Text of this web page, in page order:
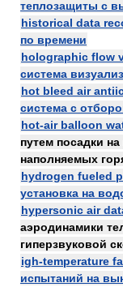
теплозащиты с
historical data
по времени
holographic flow
система
hot bleed air
система с
hot-air balloon
путем посадки
наполняемых
hydrogen fueled
установка на
hypersonic air
аэродинамики
гиперзвуковой
igh-temperature
испытаний на